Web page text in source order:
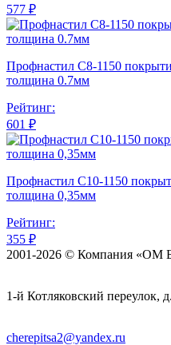
577 ₽
Профнастил С8-1150
толщина 0.7мм
Рейтинг:
601 ₽
Профнастил С10-1150
толщина 0,35мм
Рейтинг:
355 ₽
2001-2026 © Компания «ОМ
1-й Котляковский переулок,
cherepitsa2@yandex.ru